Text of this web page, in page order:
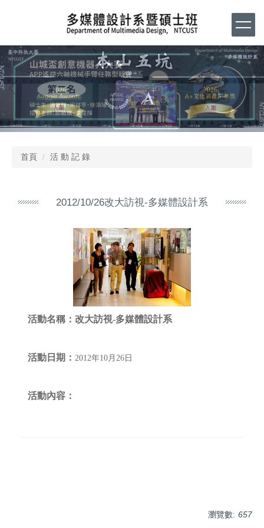
要
內
區
首頁 活 動 記 錄
2012/10/26改大訪視-多媒體設計系
活動名稱： 改大訪視-多媒體設計系
活動日期： 2012年10月26日
活動內容：
瀏覽數: 657